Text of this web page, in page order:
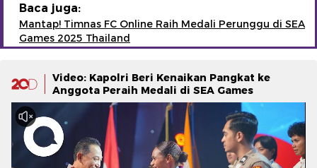
Baca juga:
Mantap! Timnas FC Online Raih Medali Perunggu di SEA
Games 2025 Thailand
Video: Kapolri Beri Kenaikan Pangkat ke
Anggota Peraih Medali di SEA Games